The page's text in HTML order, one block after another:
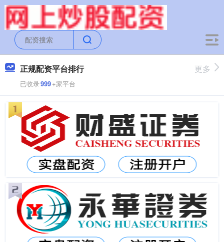
正规配资平台排行
已收录999+家平台
更多